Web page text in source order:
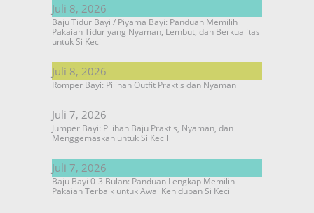
Juli 8, 2026
Baju Tidur Bayi / Piyama Bayi: Panduan Memilih
Pakaian Tidur yang Nyaman, Lembut, dan Berkualitas
untuk Si Kecil
Juli 8, 2026
Romper Bayi: Pilihan Outfit Praktis dan Nyaman
Juli 7, 2026
Jumper Bayi: Pilihan Baju Praktis, Nyaman, dan
Menggemaskan untuk Si Kecil
Juli 7, 2026
Baju Bayi 0-3 Bulan: Panduan Lengkap Memilih
Pakaian Terbaik untuk Awal Kehidupan Si Kecil